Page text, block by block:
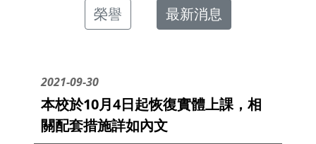
榮譽 最新消息
2021-09-30
本校於10月4日起恢復實體上課，相
關配套措施詳如內文